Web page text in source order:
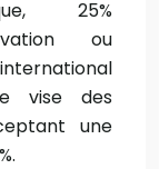
25%
ou
vise des
une